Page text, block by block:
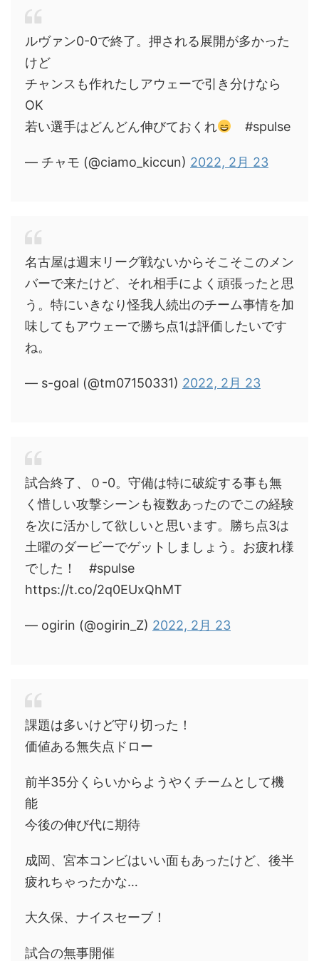
ルヴァン0-0で終了。押される展開が多かった
けど
チャンスも作れたしアウェーで引き分けなら
OK
若い選手はどんどん伸びておくれ
#spulse
— チャモ (@ciamo_kiccun) 2022, 2月 23
名古屋は週末リーグ戦ないからそこそこのメン
バーで来たけど、それ相手によく頑張ったと思
う。特にいきなり怪我人続出のチーム事情を加
味してもアウェーで勝ち点1は評価したいです
ね。
— s-goal (@tm07150331) 2022, 2月 23
試合終了、０-0。守備は特に破綻する事も無
く惜しい攻撃シーンも複数あったのでこの経験
を次に活かして欲しいと思います。勝ち点3は
土曜のダービーでゲットしましょう。お疲れ様
でした！ #spulse
https://t.co/2q0EUxQhMT
— ogirin (@ogirin_Z) 2022, 2月 23
課題は多いけど守り切った！
価値ある無失点ドロー
前半35分くらいからようやくチームとして機
能
今後の伸び代に期待
成岡、宮本コンビはいい面もあったけど、後半
疲れちゃったかな…
大久保、ナイスセーブ！
試合の無事開催